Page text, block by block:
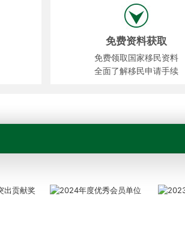
免费资料获取
免费领取国家移民资料
全面了解移民申请手续